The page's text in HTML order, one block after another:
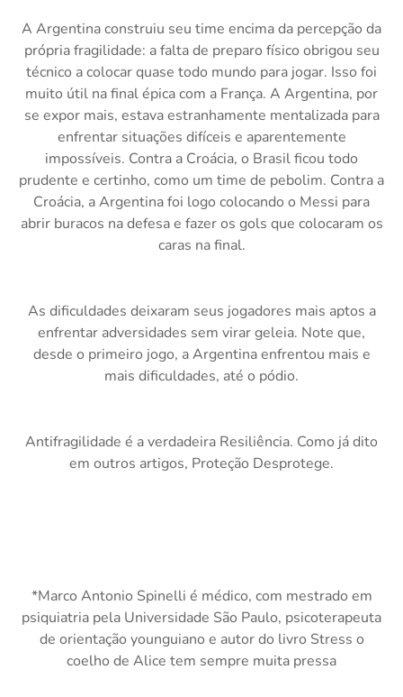
A Argentina construiu seu time encima da percepção da
própria fragilidade: a falta de preparo físico obrigou seu
técnico a colocar quase todo mundo para jogar. Isso foi
muito útil na final épica com a França. A Argentina, por
se expor mais, estava estranhamente mentalizada para
enfrentar situações difíceis e aparentemente
impossíveis. Contra a Croácia, o Brasil ficou todo
prudente e certinho, como um time de pebolim. Contra a
Croácia, a Argentina foi logo colocando o Messi para
abrir buracos na defesa e fazer os gols que colocaram os
caras na final.
As dificuldades deixaram seus jogadores mais aptos a
enfrentar adversidades sem virar geleia. Note que,
desde o primeiro jogo, a Argentina enfrentou mais e
mais dificuldades, até o pódio.
Antifragilidade é a verdadeira Resiliência. Como já dito
em outros artigos, Proteção Desprotege.
*Marco Antonio Spinelli é médico, com mestrado em
psiquiatria pela Universidade São Paulo, psicoterapeuta
de orientação younguiano e autor do livro Stress o
coelho de Alice tem sempre muita pressa